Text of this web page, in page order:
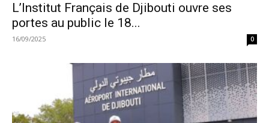
L’Institut Français de Djibouti ouvre ses
portes au public le 18...
16/09/2025 0